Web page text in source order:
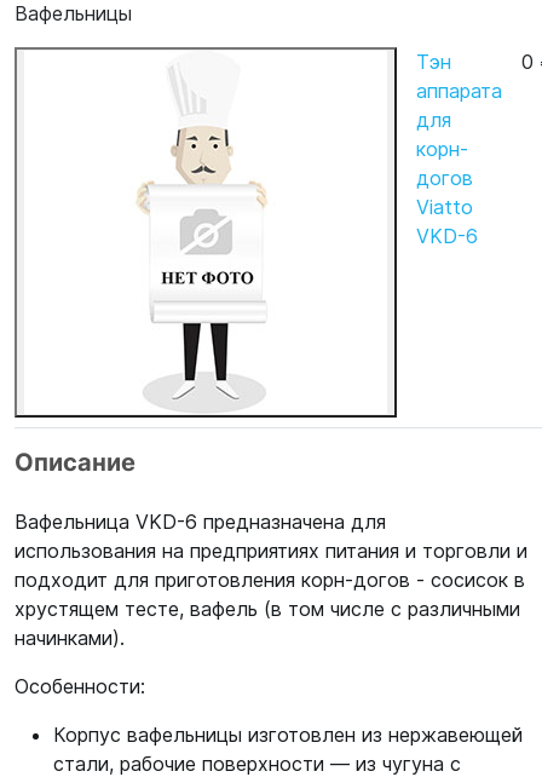
Вафельницы
Тэн
аппарата
для
корн-
догов
Viatto
VKD-6
0
Описание
Вафельница VKD-6 предназначена для
использования на предприятиях питания и торговли и
подходит для приготовления корн-догов - сосисок в
хрустящем тесте, вафель (в том числе с различными
начинками).
Особенности:
Корпус вафельницы изготовлен из нержавеющей
стали, рабочие поверхности — из чугуна с